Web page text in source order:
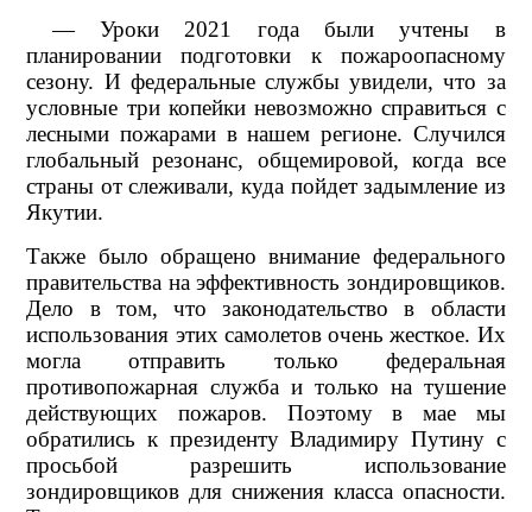
— Уроки 2021 года были учтены в
планировании подготовки к пожароопасному
сезону. И федеральные службы увидели, что за
условные три копейки невозможно справиться с
лесными пожарами в нашем регионе. Случился
глобальный резонанс, общемировой, когда все
страны от­ слеживали, куда пойдет задымление из
Якутии.
Также было обращено внимание федерального
правительства на эффективность зондировщиков.
Дело в том, что законодательство в области
использования этих самолетов очень жесткое. Их
могла отправить только федеральная
противопожарная служба и только на тушение
действующих пожаров. Поэтому в мае мы
обратились к президенту Владимиру Путину с
просьбой разрешить использование
зондировщиков для снижения класса опасности.